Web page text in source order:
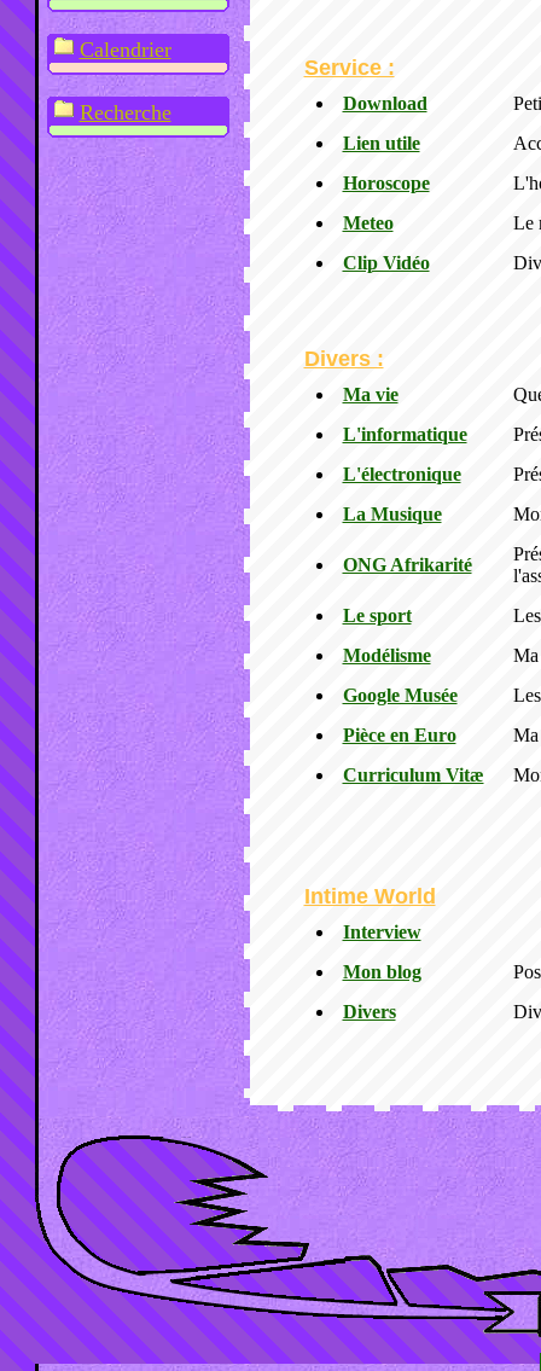
Calendrier
Recherche
Service :
Download
Lien utile
Horoscope
Meteo
Le
Clip Vidéo
Divers :
Ma vie
L'informatique
L'électronique
La Musique
ONG Afrikarité
Le sport
Modélisme
Ma
Google Musée
Pièce en Euro
Ma
Curriculum Vitæ
Intime World
Interview
Mon blog
Divers